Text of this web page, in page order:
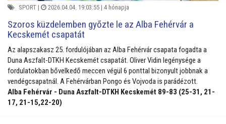
SPORT | 2026.04.04. 19:03:55 | 4 hónapja
Szoros küzdelemben győzte le az Alba Fehérvár a
Kecskemét csapatát
Az alapszakasz 25. fordulójában az Alba Fehérvár csapata fogadta a
Duna Aszfalt-DTKH Kecskemét csapatát. Oliver Vidin legénysége a
fordulatokban bővelkedő meccen végül 6 ponttal bizonyult jobbnak a
vendégcsapatnál. A Fehérvárban Pongo és Vojvoda is parádézott.
Alba Fehérvár - Duna Aszfalt-DTKH Kecskemét 89-83 (25-31, 21-
17, 21-15,22-20)